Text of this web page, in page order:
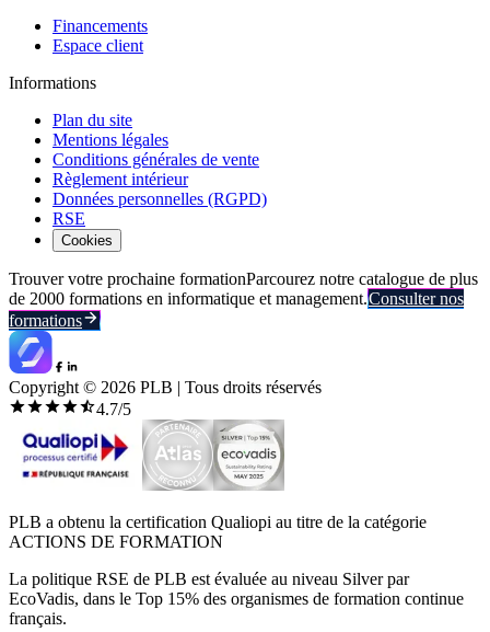
Financements
Espace client
Informations
Plan du site
Mentions légales
Conditions générales de vente
Règlement intérieur
Données personnelles (RGPD)
RSE
Cookies
Trouver votre prochaine formationParcourez notre catalogue de plus
de 2000 formations en informatique et management.Consulter nos
formations
Copyright © 2026 PLB | Tous droits réservés
4.7/5
PLB a obtenu la certification Qualiopi au titre de la catégorie
ACTIONS DE FORMATION
La politique RSE de PLB est évaluée au niveau Silver par
EcoVadis, dans le Top 15% des organismes de formation continue
français.